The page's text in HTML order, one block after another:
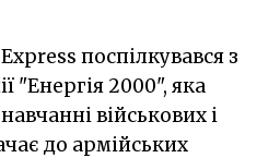
поспілкувався з
"Енергія 2000", яка
військових і
до армійських